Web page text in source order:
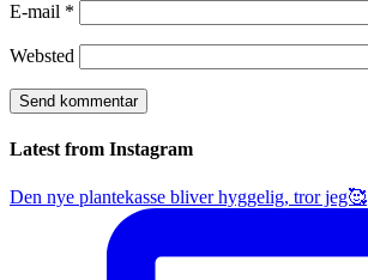
E-mail *
Websted
Latest from Instagram
Den nye plantekasse bliver hyggelig, tror jeg🥰